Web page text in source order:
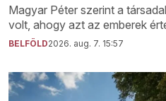
Magyar Péter szerint a
volt, ahogy azt az emberek
BELFÖLD2026. aug. 7. 15:57